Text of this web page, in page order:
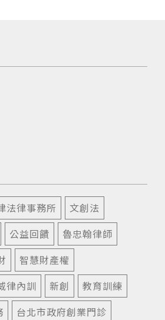
法律事務所
文創法
公益回饋
魯忠翰律師
智慧財產權
律內訓 新創
教育訓練
台北市政府創業門診